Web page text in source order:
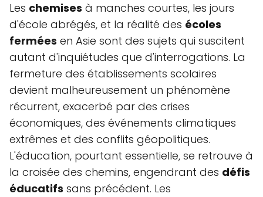
Les chemises à manches courtes, les jours
d'école abrégés, et la réalité des écoles
fermées en Asie sont des sujets qui suscitent
autant d'inquiétudes que d'interrogations. La
fermeture des établissements scolaires
devient malheureusement un phénomène
récurrent, exacerbé par des crises
économiques, des événements climatiques
extrêmes et des conflits géopolitiques.
L'éducation, pourtant essentielle, se retrouve à
la croisée des chemins, engendrant des défis
éducatifs sans précédent. Les